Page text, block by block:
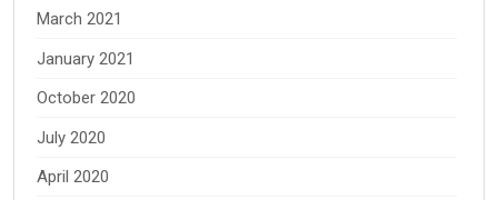
March 2021
January 2021
October 2020
July 2020
April 2020